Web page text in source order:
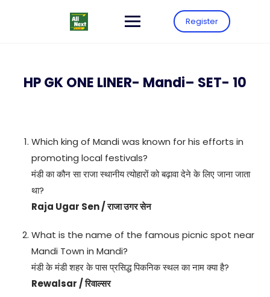
Register
HP GK ONE LINER- Mandi– SET- 10
Which king of Mandi was known for his efforts in
promoting local festivals?
मंडी का कौन सा राजा स्थानीय त्योहारों को बढ़ावा देने के लिए जाना जाता
था?
Raja Ugar Sen / राजा उगर सेन
What is the name of the famous picnic spot near
Mandi Town in Mandi?
मंडी के मंडी शहर के पास प्रसिद्ध पिकनिक स्थल का नाम क्या है?
Rewalsar / रिवाल्सर